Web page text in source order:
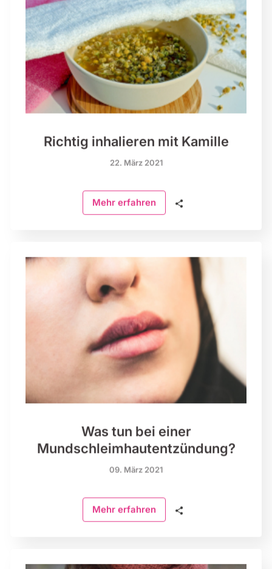
Richtig inhalieren mit Kamille
22. März 2021
Mehr erfahren 🗣
Was tun bei einer
Mundschleimhaut­entzündung?
09. März 2021
Mehr erfahren 🗣